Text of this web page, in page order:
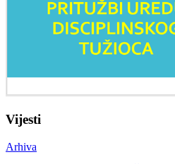
Vijesti
Arhiva